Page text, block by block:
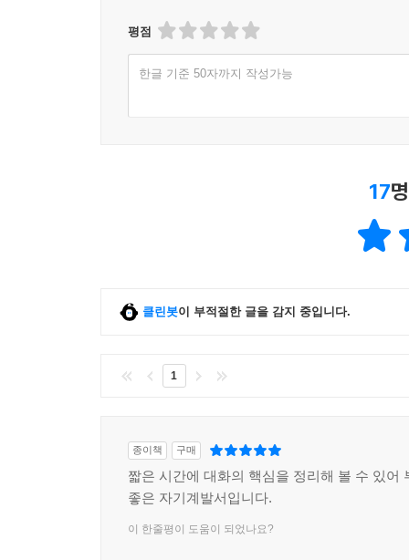
평점
한글 기준 50자까지 작성가능
17
클린봇이 부적절한 글을 감지 중입니다.
1
종이책 구매
짧은 시간에 대화의 핵심을 정리해 볼 수 있어
좋은 자기계발서입니다.
이 한줄평이 도움이 되었나요?